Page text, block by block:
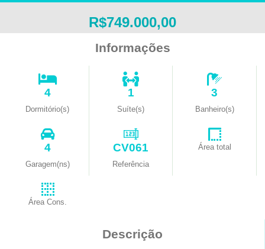
R$749.000,00
Informações
4
Dormitório(s)
1
Suíte(s)
3
Banheiro(s)
4
Garagem(ns)
CV061
Referência
Área total
Área Cons.
Descrição